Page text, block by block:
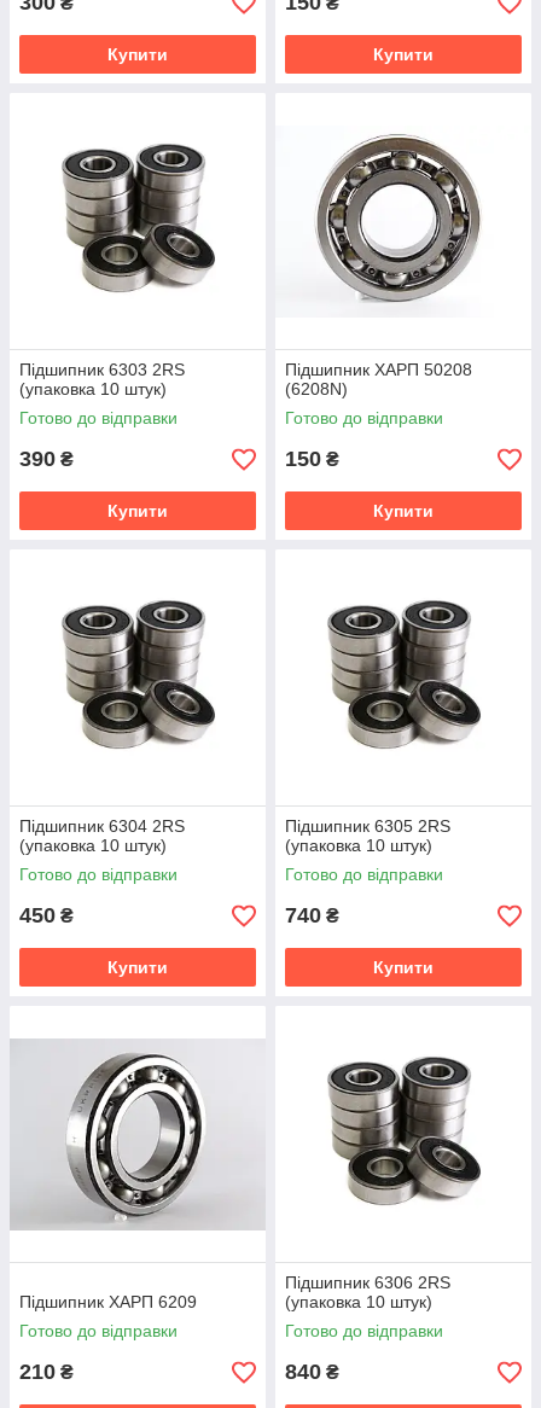
Купити Купити
Підшипник 6303 2RS
(упаковка 10 штук)
Готово до відправки
390 ₴
Купити
Підшипник ХАРП 50208
(6208N)
Готово до відправки
150 ₴
Купити
Підшипник 6304 2RS
(упаковка 10 штук)
Готово до відправки
450 ₴
Купити
Підшипник 6305 2RS
(упаковка 10 штук)
Готово до відправки
740 ₴
Купити
Підшипник ХАРП 6209
Готово до відправки
210 ₴
Підшипник 6306 2RS
(упаковка 10 штук)
Готово до відправки
840 ₴